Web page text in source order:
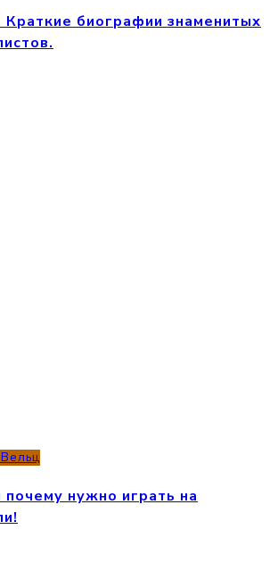
биографии знаменитых
почему нужно играть на